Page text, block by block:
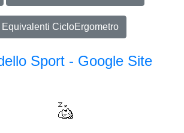
Equivalenti CicloErgometro
Sport - Google Site